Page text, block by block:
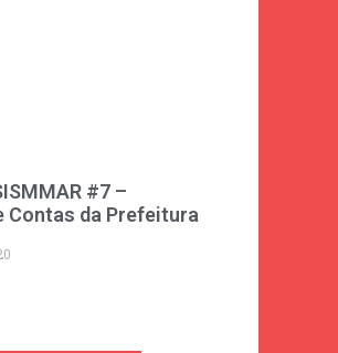
#7 –
Contas da Prefeitura